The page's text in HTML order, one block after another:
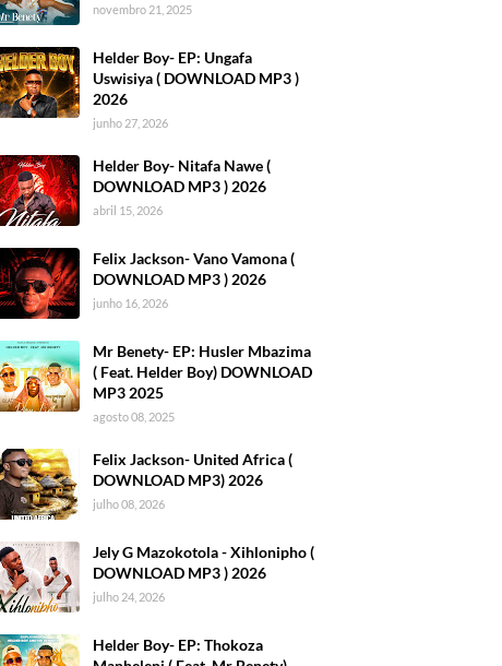
novembro 21, 2025
Helder Boy- EP: Ungafa
Uswisiya ( DOWNLOAD MP3 )
2026
junho 27, 2026
Helder Boy- Nitafa Nawe (
DOWNLOAD MP3 ) 2026
abril 15, 2026
Felix Jackson- Vano Vamona (
DOWNLOAD MP3 ) 2026
junho 16, 2026
Mr Benety- EP: Husler Mbazima
( Feat. Helder Boy) DOWNLOAD
MP3 2025
agosto 08, 2025
Felix Jackson- United Africa (
DOWNLOAD MP3) 2026
julho 08, 2026
Jely G Mazokotola - Xihlonipho (
DOWNLOAD MP3 ) 2026
julho 24, 2026
Helder Boy- EP: Thokoza